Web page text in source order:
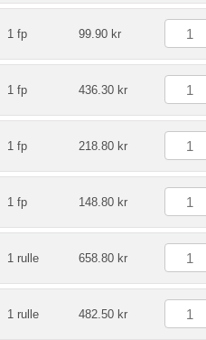
1 fp 99.90 kr
1 fp 436.30 kr
1 fp 218.80 kr
1 fp 148.80 kr
1 rulle 658.80 kr
1 rulle 482.50 kr